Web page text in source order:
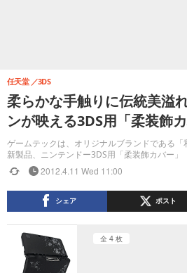
柔らかな手触りに伝統美溢
ンが映える3DS用「柔装飾
ゲームテックは、オリジナルブランドである
新製品、ニンテンドー3DS用「柔装飾カバー」
任天堂 3DS
2012.4.11 Wed 11:00
シェア ポスト
全 4 枚